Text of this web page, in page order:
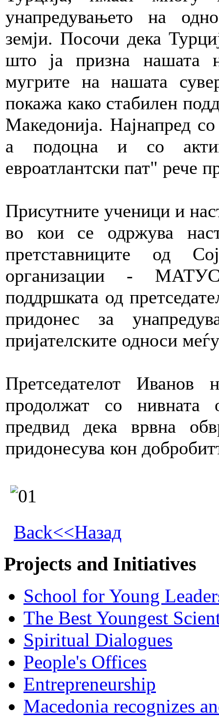
унапредувањето на
земји. Посочи дека
што ја призна нашата
мугрите на нашата
покажа како стабилен
Македонија. Најнапред
а подоцна и со
евроатлантски пат" рече
Присутните ученици и
во кои се одржува
претставниците од
организации -
поддршката од
придонес за
пријателските односи
Претседателот
продолжат со нивната
предвид дека врвна
придонесува кон
Back<<Назад
Projects and Initiatives
School for Young
The Best Youngest
Spiritual Dialogues
People's Offices
Entrepreneurship
Macedonia recognizes